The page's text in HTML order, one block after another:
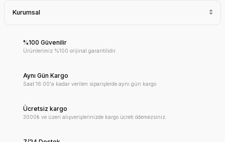
Kurumsal
%100 Güvenilir
Ürünlerimiz %100 orijinal garantilidir.
Aynı Gün Kargo
Saat 16:00'a kadar verilen siparişlerde aynı gün kargo
Ücretsiz kargo
3000₺ ve üzeri alışverişlerinizde kargo ücreti ödemezsiniz.